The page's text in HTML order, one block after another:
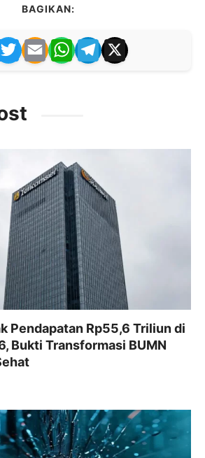
BAGIKAN:
w
E
m
l
W
h
p
p
T
el
m
X
Pendapatan Rp55,6 Triliun di
Bukti Transformasi BUMN